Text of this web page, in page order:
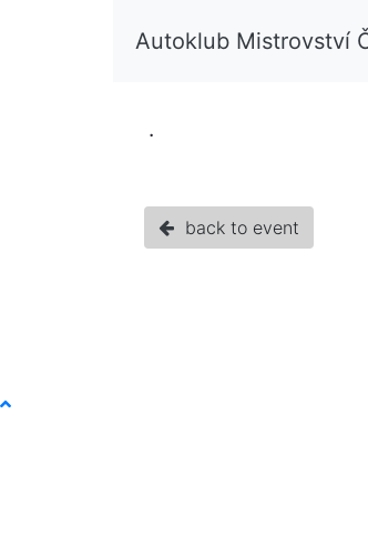
Autoklub Mistrovství
.
back to event